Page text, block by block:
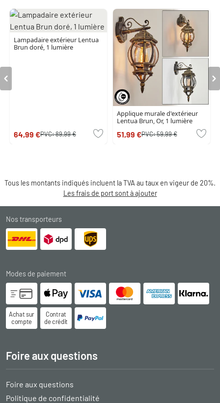
Lampadaire extérieur Lentua
Brun doré, 1 lumière
64,99 €PVC:89,99 €
Applique murale d'extérieur
Lentua Brun, Or, 1 lumière
51,99 €PVC:59,99 €
Tous les montants indiqués incluent la TVA au taux en vigeur de 20%.
Les frais de port sont à ajouter
Nos transporteurs
Modes de paiement
Achat sur
compte
Contrat
de crédit
Foire aux questions
Foire aux questions
Politique de confidentialité